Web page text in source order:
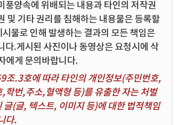
풍양속에 위배되는 내용과 타인의 저작권
및 기타 권리를 침해하는 내용물은 등록할
물로 인해 발생하는 결과의 모든 책임은
다.게시된 사진이나 동영상은 요청시에 삭
에게 문의바랍니다.
조.3호에 따라 타인의 개인정보(주민번호,
학번,주소,혈액형 등)를 유출한 자는 처벌
글(글, 텍스트, 이미지 등)에 대한 법적책임
다.